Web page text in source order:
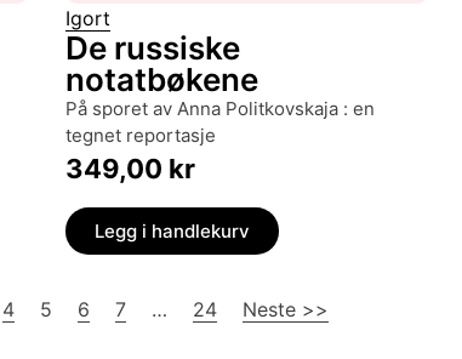
Igort
De russiske
notatbøkene
på sporet av Anna Politkovskaja : en
tegnet reportasje
349,00 kr
Legg i handlekurv
4 5 6 7 … 24 Neste >>